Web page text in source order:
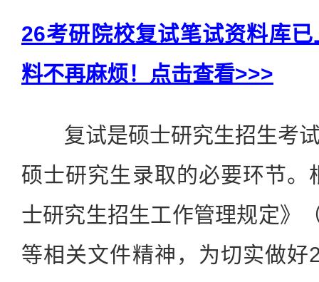
26考研院校复试笔试资料库
料不再麻烦！点击查看>>>
复试是硕士研究生招生考试
硕士研究生录取的必要环节。
士研究生招生工作管理规定》
等相关文件精神，为切实做好